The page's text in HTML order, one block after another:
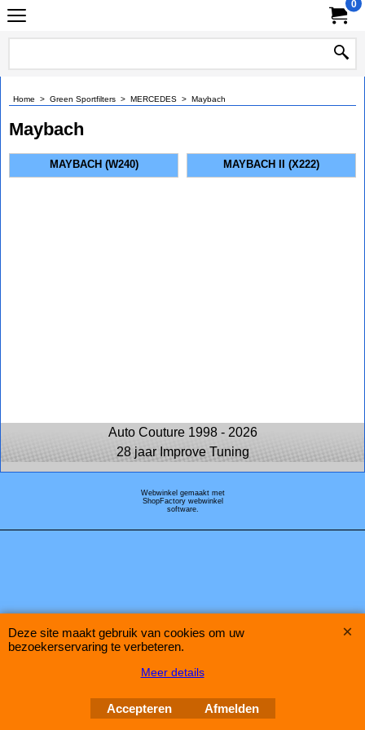
0
Home > Green Sportfilters > MERCEDES > Maybach
Maybach
MAYBACH (W240) MAYBACH II (X222)
Auto Couture 1998 - 2026
28 jaar Improve Tuning
Webwinkel gemaakt met
ShopFactory webwinkel
software.
Deze site maakt gebruik van cookies om uw
bezoekerservaring te verbeteren.
Meer details
Accepteren Afmelden